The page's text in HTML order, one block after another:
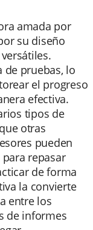
amada por
su diseño
de pruebas, lo
el progreso
efectiva.
tipos de
otras
pueden
repasar
de forma
la convierte
entre los
de informes